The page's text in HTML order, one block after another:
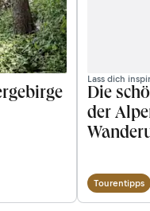
Lass dich
Die
der
Tourentipps